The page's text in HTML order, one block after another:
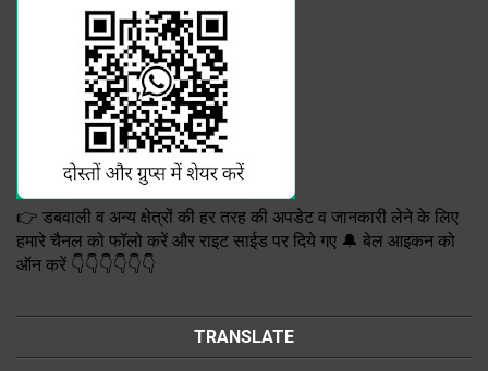
👉 डबवाली व अन्य क्षेत्रों की हर तरह की अपडेट व जानकारी लेने के लिए
हमारे चैनल को फॉलो करें और राइट साईड पर दिये गए 🔔 बेल आइकन को
ऑन करें 👇👇👇👇👇👇
TRANSLATE